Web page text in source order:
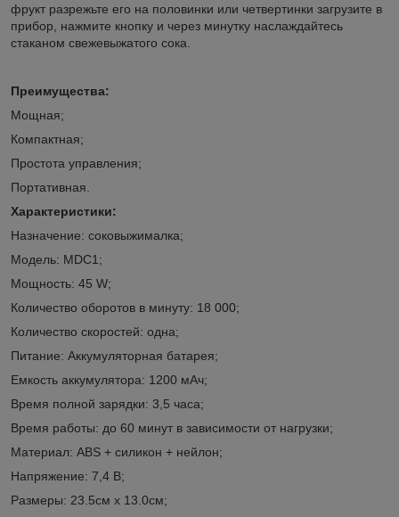
фрукт разрежьте его на половинки или четвертинки загрузите в
прибор, нажмите кнопку и через минутку наслаждайтесь
стаканом свежевыжатого сока.
Преимущества:
Мощная;
Компактная;
Простота управления;
Портативная.
Характеристики:
Назначение: соковыжималка;
Модель: MDC1;
Мощность: 45 W;
Количество оборотов в минуту: 18 000;
Количество скоростей: одна;
Питание: Аккумуляторная батарея;
Емкость аккумулятора: 1200 мАч;
Время полной зарядки: 3,5 часа;
Время работы: до 60 минут в зависимости от нагрузки;
Материал: ABS + силикон + нейлон;
Напряжение: 7,4 В;
Размеры: 23.5см х 13.0см;